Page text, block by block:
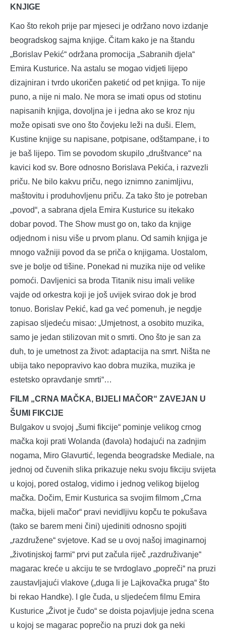
KNJIGE
Kao što rekoh prije par mjeseci je održano novo izdanje
beogradskog sajma knjige. Čitam kako je na štandu
„Borislav Pekić“ održana promocija „Sabranih djela“
Emira Kusturice. Na astalu se mogao vidjeti lijepo
dizajniran i tvrdo ukoričen paketić od pet knjiga. To nije
puno, a nije ni malo. Ne mora se imati opus od stotinu
napisanih knjiga, dovoljna je i jedna ako se kroz nju
može opisati sve ono što čovjeku leži na duši. Elem,
Kustine knjige su napisane, potpisane, odštampane, i to
je baš lijepo. Tim se povodom skupilo „društvance“ na
kavici kod sv. Bore odnosno Borislava Pekića, i razvezli
priču. Ne bilo kakvu priču, nego iznimno zanimljivu,
maštovitu i produhovljenu priču. Za tako što je potreban
„povod“, a sabrana djela Emira Kusturice su itekako
dobar povod. The Show must go on, tako da knjige
odjednom i nisu više u prvom planu. Od samih knjiga je
mnogo važniji povod da se priča o knjigama. Uostalom,
sve je bolje od tišine. Ponekad ni muzika nije od velike
pomoći. Davljenici sa broda Titanik nisu imali velike
vajde od orkestra koji je još uvijek svirao dok je brod
tonuo. Borislav Pekić, kad ga već pomenuh, je negdje
zapisao sljedeću misao: „Umjetnost, a osobito muzika,
samo je jedan stilizovan mit o smrti. Ono što je san za
duh, to je umetnost za život: adaptacija na smrt. Ništa ne
ubija tako nepopravivo kao dobra muzika, muzika je
estetsko opravdanje smrti“…
FILM „CRNA MAČKA, BIJELI MAČOR“ ZAVEJAN U
ŠUMI FIKCIJE
Bulgakov u svojoj „šumi fikcije“ pominje velikog crnog
mačka koji prati Wolanda (đavola) hodajući na zadnjim
nogama, Miro Glavurtić, legenda beogradske Mediale, na
jednoj od čuvenih slika prikazuje neku svoju fikciju svijeta
u kojoj, pored ostalog, vidimo i jednog velikog bijelog
mačka. Dočim, Emir Kusturica sa svojim filmom „Crna
mačka, bijeli mačor“ pravi nevidljivu kopču te pokušava
(tako se barem meni čini) ujediniti odnosno spojiti
„razdružene“ svjetove. Kad se u ovoj našoj imaginarnoj
„životinjskoj farmi“ prvi put začula riječ „razdruživanje“
magarac kreće u akciju te se tvrdoglavo „popreči“ na pruzi
zaustavljajući vlakove („duga li je Lajkovačka pruga“ što
bi rekao Handke). I gle čuda, u sljedećem filmu Emira
Kusturice „Život je čudo“ se doista pojavljuje jedna scena
u kojoj se magarac poprečio na pruzi dok ga neki